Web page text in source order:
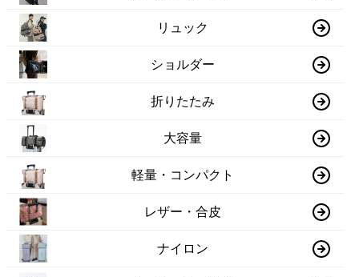
リュック
ショルダー
折りたたみ
大容量
軽量・コンパクト
レザー・合皮
ナイロン